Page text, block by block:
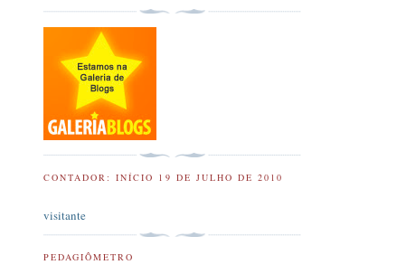
CONTADOR: INÍCIO 19 DE JULHO DE 2010
visitante
PEDAGIÔMETRO